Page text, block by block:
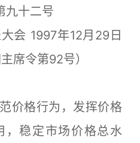
九十二号
1997年12月29日
席令第92号）
价格行为，发挥价格
，稳定市场价格总水